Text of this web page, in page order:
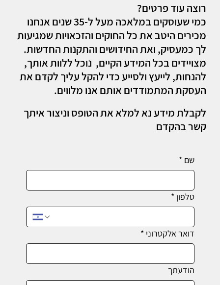
רוצה עוד פרטים?
כמי שעוסקים במלאכה מעל ל-35 שנים אנחנו
מכירים היטב את כל החוקים והזכאויות שמגיעות
לך כמעסיק, ואת החידושים והתקנות החדשות.
מצויידים בכל המידע הקיים, נוכל ללוות אותך,
להנחות, לייעץ ולסייע כדי להקל עליך לקדם את
העסקת המתמודדים אותם אנו מלווים.
לקבלת מידע נא למלא את הטופס וניצור איתך
קשר בהקדם
שם *
טלפון *
דואר אלקטרוני *
הודעתך